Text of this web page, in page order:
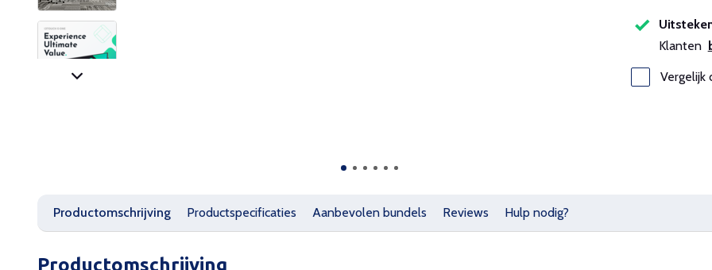
Klanten
Vergelijk
Productomschrijving Productspecificaties Aanbevolen bundels Reviews Hulp nodig?
Productomschrijving